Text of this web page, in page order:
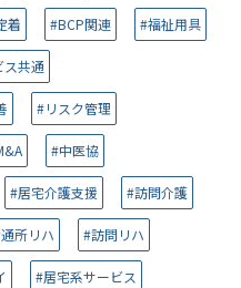
着 #BCP関連 #福祉用具
ス共通
#リスク管理
#中医協
#居宅介護支援 #訪問介護
所リハ #訪問リハ
#居宅系サービス